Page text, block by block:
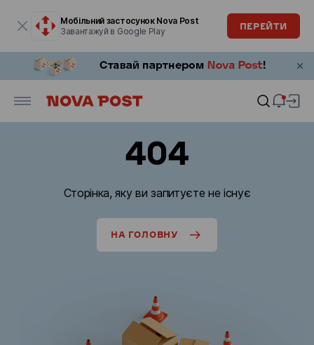
Мобільний застосунок Nova Post
Завантажуй в Google Play
ПЕРЕЙТИ
404
Сторінка, яку ви запитуєте не існує
НА ГОЛОВНУ